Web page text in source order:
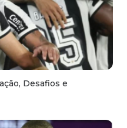
Desafios e